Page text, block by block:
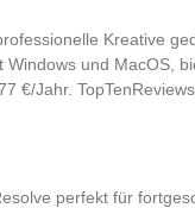
Kreative
und MacOS,
€/Jahr.
perfekt für